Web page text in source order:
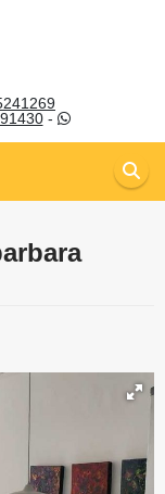
-